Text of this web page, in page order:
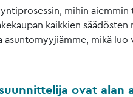
mihin
kaikkien säädösten
asuntomyyjiämme, mikä luo
ovat alan